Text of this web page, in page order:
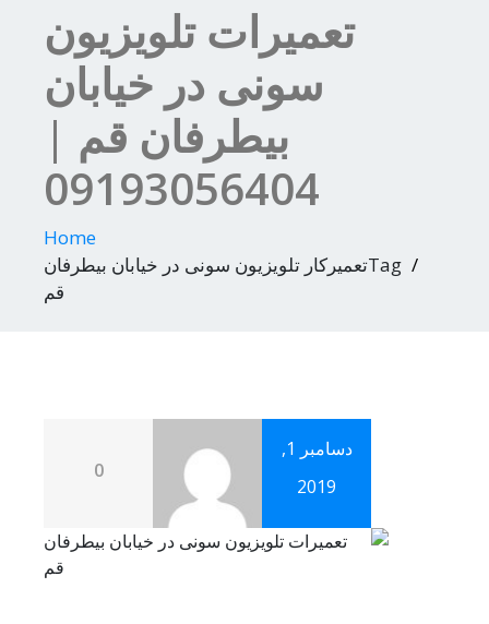
تعمیرات تلویزیون
سونی در خیابان
بیطرفان قم |
09193056404
Home
Tagتعمیرکار تلویزیون سونی در خیابان بیطرفان
قم
دسامبر 1,
2019
0